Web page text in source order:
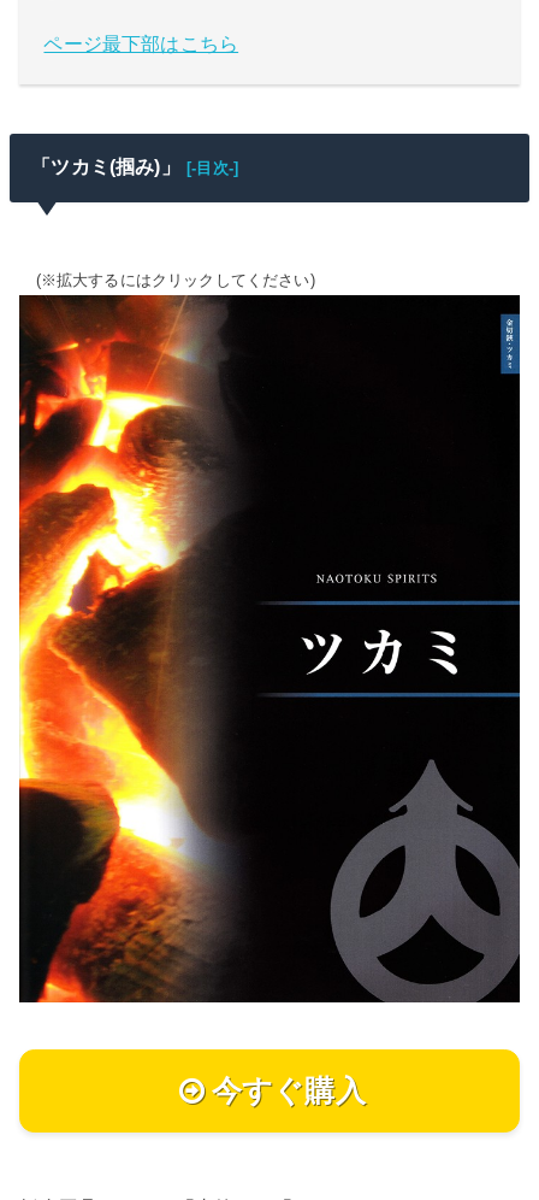
ページ最下部はこちら
「ツカミ(掴み)」 [-目次-]
(※拡大するにはクリックしてください)
今すぐ購入